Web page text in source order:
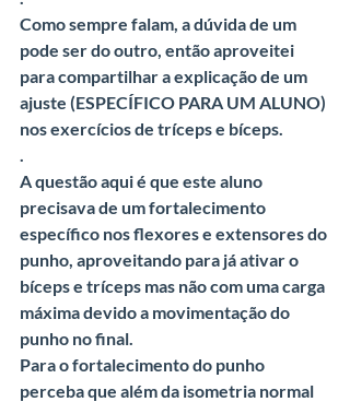
Como sempre falam, a dúvida de um
pode ser do outro, então aproveitei
para compartilhar a explicação de um
ajuste (ESPECÍFICO PARA UM ALUNO)
nos exercícios de tríceps e bíceps.
A questão aqui é que este aluno
precisava de um fortalecimento
específico nos flexores e extensores do
punho, aproveitando para já ativar o
bíceps e tríceps mas não com uma carga
máxima devido a movimentação do
punho no final.
Para o fortalecimento do punho
perceba que além da isometria normal